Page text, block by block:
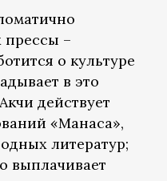
прессы –
о культуре
в это
действует
«Манаса»,
литератур;
выплачивает